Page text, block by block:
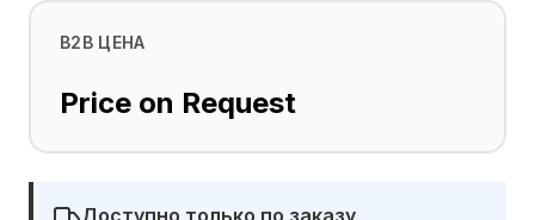
B2B ЦЕНА
Price on Request
Доступно только по заказу